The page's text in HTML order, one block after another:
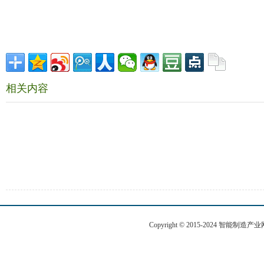
相关内容
Copyright © 2015-2024 智能制造产